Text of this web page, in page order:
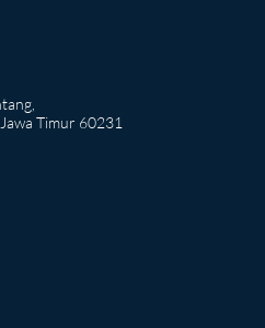
Timur 60231